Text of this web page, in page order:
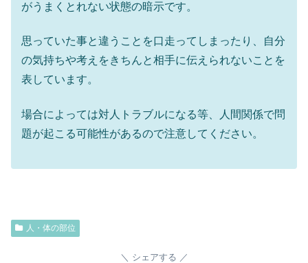
がうまくとれない状態の暗示です。
思っていた事と違うことを口走ってしまったり、自分
の気持ちや考えをきちんと相手に伝えられないことを
表しています。
場合によっては対人トラブルになる等、人間関係で問
題が起こる可能性があるので注意してください。
人・体の部位
シェアする